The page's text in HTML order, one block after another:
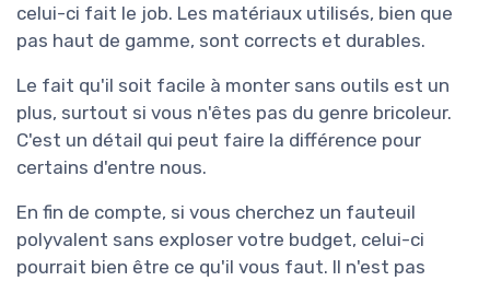
celui-ci fait le job. Les matériaux utilisés, bien que
pas haut de gamme, sont corrects et durables.
Le fait qu'il soit facile à monter sans outils est un
plus, surtout si vous n'êtes pas du genre bricoleur.
C'est un détail qui peut faire la différence pour
certains d'entre nous.
En fin de compte, si vous cherchez un fauteuil
polyvalent sans exploser votre budget, celui-ci
pourrait bien être ce qu'il vous faut. Il n'est pas